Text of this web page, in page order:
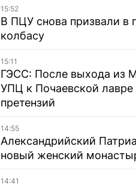
15:52
В ПЦУ снова призвали в
колбасу
15:11
ГЭСС: После выхода из
УПЦ к Почаевской лавре
претензий
14:55
Александрийский
новый женский
14:41